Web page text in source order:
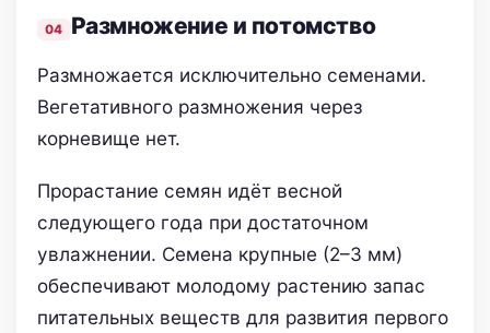
Размножение и потомство
Размножается исключительно семенами.
Вегетативного размножения через
корневище нет.
Прорастание семян идёт весной
следующего года при достаточном
увлажнении. Семена крупные (2–3 мм)
обеспечивают молодому растению запас
питательных веществ для развития первого